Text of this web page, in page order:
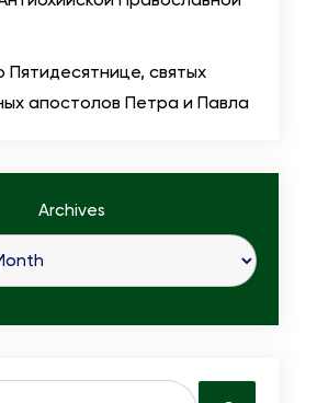
Пятидесятнице, святых
апостолов Петра и Павла
Archives